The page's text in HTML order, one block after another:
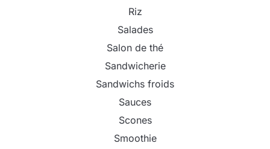
Riz
Salades
Salon de thé
Sandwicherie
Sandwichs froids
Sauces
Scones
Smoothie